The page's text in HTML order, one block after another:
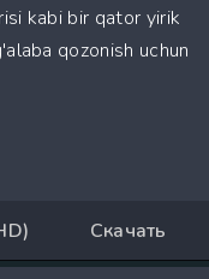
kabi bir qator yirik
qozonish uchun
Скачать